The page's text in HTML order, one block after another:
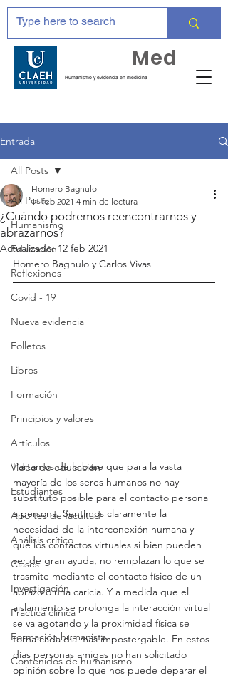
Humanismo y evidencia en medicina
Med
Entrada
All Posts
Humanismo
Educación
Reflexiones
Covid - 19
Nueva evidencia
Folletos
Libros
Formación
Principios y valores
Artículos
Video de educación
Estudiantes
Aportes de facultad
Análisis crítico
Clases
Investigación
Práctica clínica
Formación humanista
Contenidos de humanismo
All Posts
¿Cuándo podremos reencontrarnos y
abrazarnos?
Homero Bagnulo
11 feb 2021 4 min de lectura
Actualizado:12 feb 2021
Homero Bagnulo y Carlos Vivas
Partamos de la base que para la vasta
mayoría de los seres humanos no hay
substituto posible para el contacto persona
a persona. Sentimos claramente la
necesidad de la interconexión humana y
que los contactos virtuales si bien pueden
ser de gran ayuda, no remplazan lo que se
trasmite mediante el contacto físico de un
abrazo o una caricia. Y a medida que el
aislamiento se prolonga la interacción virtual
se va agotando y la proximidad física se
torna cada día más impostergable. En estos
días personas amigas no han solicitado
opinión sobre lo que nos puede deparar el